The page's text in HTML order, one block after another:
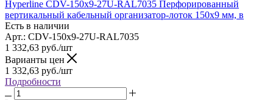
Hyperline CDV-150x9-27U-RAL7035 Перфорированный
вертикальный кабельный организатор-лоток 150х9 мм, в
Есть в наличии
Арт.: CDV-150x9-27U-RAL7035
1 332,63 руб./шт
Варианты цен
1 332,63 руб./шт
Подробности